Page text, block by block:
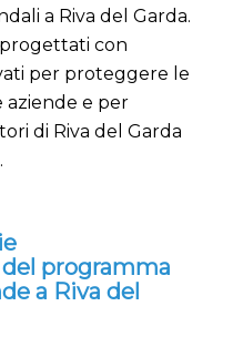
a Riva del Garda.
progettati con
per proteggere le
aziende e per
di Riva del Garda
programma
a Riva del